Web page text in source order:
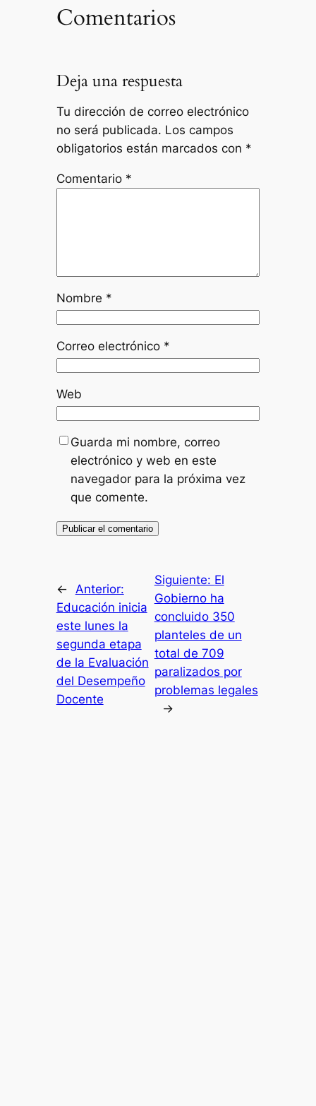
Comentarios
Deja una respuesta
Tu dirección de correo electrónico
no será publicada. Los campos
obligatorios están marcados con *
Comentario *
Nombre *
Correo electrónico *
Web
Guarda mi nombre, correo
electrónico y web en este
navegador para la próxima vez
que comente.
←
Anterior:
Educación inicia
este lunes la
segunda etapa
de la Evaluación
del Desempeño
Docente
Siguiente: El
Gobierno ha
concluido 350
planteles de un
total de 709
paralizados por
problemas legales
→